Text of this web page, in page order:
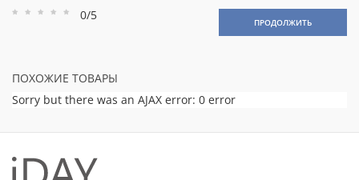
Рейтинг
Рейтинг
Рейтинг
Рейтинг
Рейтинг
0/5 ПРОДОЛЖИТЬ
ПОХОЖИЕ ТОВАРЫ
Sorry but there was an AJAX error: 0 error